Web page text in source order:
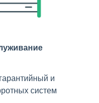
и
систем